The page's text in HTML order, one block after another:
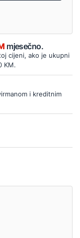
mjesečno.
cijeni, ako je ukupni
KM.
i kreditnim